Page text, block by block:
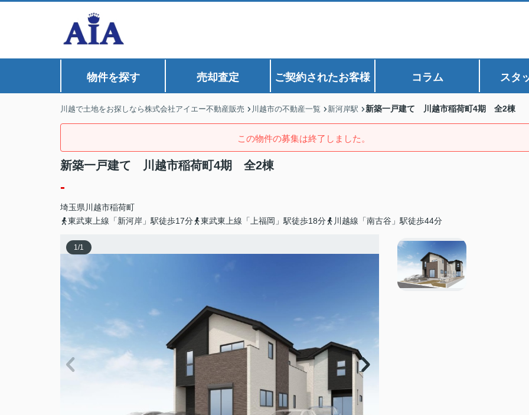
物件を探す 売却査定 ご契約されたお客様 コラム スタ
川越で土地をお探しなら株式会社アイエー不動産販売 川越市の不動産一覧 新河岸駅 新築一戸建て 川越市稲荷町4期 全2棟
この物件の募集は終了しました。
新築一戸建て 川越市稲荷町4期 全2棟
-
埼玉県 川越市稲荷町
東武東上線「新河岸」駅徒歩17分
東武東上線「上福岡」駅徒歩18分 川越線「南古谷」駅徒歩44分
1/1